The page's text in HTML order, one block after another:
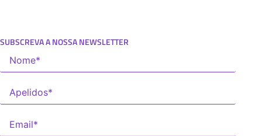
SUBSCREVA A NOSSA NEWSLETTER